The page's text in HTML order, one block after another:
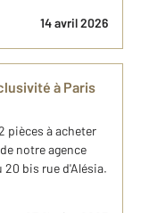
14 avril 2026
à Paris
pièces à acheter
notre agence
20 bis rue d'Alésia.